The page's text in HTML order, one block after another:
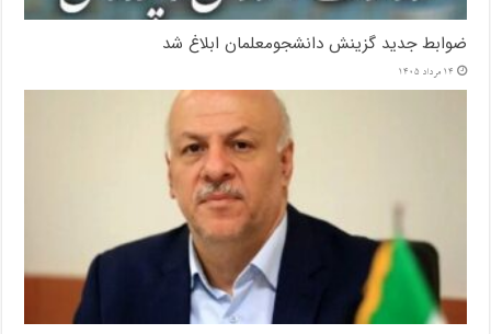
ضوابط جدید گزینش دانشجومعلمان ابلاغ شد
14 مرداد 1405